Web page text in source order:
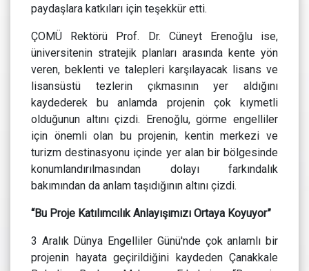
paydaşlara katkıları için teşekkür etti.
ÇOMÜ Rektörü Prof. Dr. Cüneyt Erenoğlu ise,
üniversitenin stratejik planları arasında kente yön
veren, beklenti ve talepleri karşılayacak lisans ve
lisansüstü tezlerin çıkmasının yer aldığını
kaydederek bu anlamda projenin çok kıymetli
olduğunun altını çizdi. Erenoğlu, görme engelliler
için önemli olan bu projenin, kentin merkezi ve
turizm destinasyonu içinde yer alan bir bölgesinde
konumlandırılmasından dolayı farkındalık
bakımından da anlam taşıdığının altını çizdi.
“Bu Proje Katılımcılık Anlayışımızı Ortaya Koyuyor”
3 Aralık Dünya Engelliler Günü'nde çok anlamlı bir
projenin hayata geçirildiğini kaydeden Çanakkale